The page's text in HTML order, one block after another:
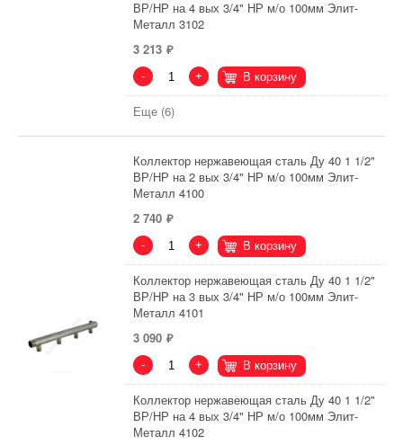
ВР/НР на 4 вых 3/4" НР м/о 100мм Элит-
Металл 3102
3 213
- + В корзину
Еще (6)
Коллектор нержавеющая сталь Ду 40 1 1/2"
ВР/НР на 2 вых 3/4" НР м/о 100мм Элит-
Металл 4100
2 740
- + В корзину
Коллектор нержавеющая сталь Ду 40 1 1/2"
ВР/НР на 3 вых 3/4" НР м/о 100мм Элит-
Металл 4101
3 090
- + В корзину
Коллектор нержавеющая сталь Ду 40 1 1/2"
ВР/НР на 4 вых 3/4" НР м/о 100мм Элит-
Металл 4102